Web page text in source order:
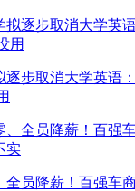
逐步取消大学英语
全员降薪！百强车